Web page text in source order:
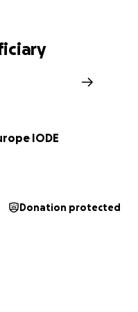
IODE
Donation protected